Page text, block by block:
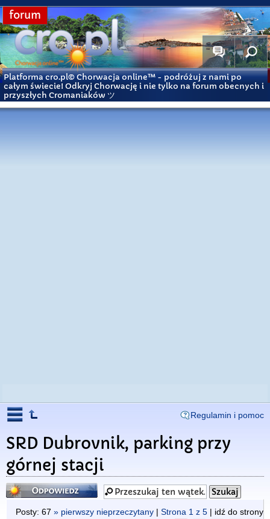
forum
Platforma cro.pl© Chorwacja online™ - podróżuj z nami po
całym świecie! Odkryj Chorwację i nie tylko na forum obecnych i
przyszłych Cromaniaków ツ
Regulamin i pomoc
SRD Dubrovnik, parking przy
górnej stacji
Odpowiedz
Posty: 67 » pierwszy nieprzeczytany | Strona 1 z 5 | idź do strony